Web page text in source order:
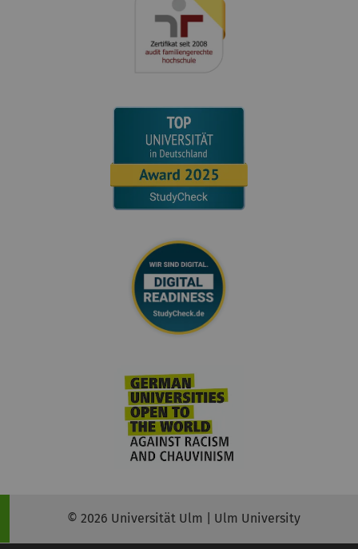
© 2026 Universität Ulm | Ulm University